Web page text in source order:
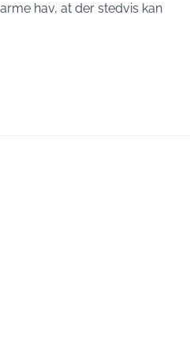
hav, at der stedvis kan